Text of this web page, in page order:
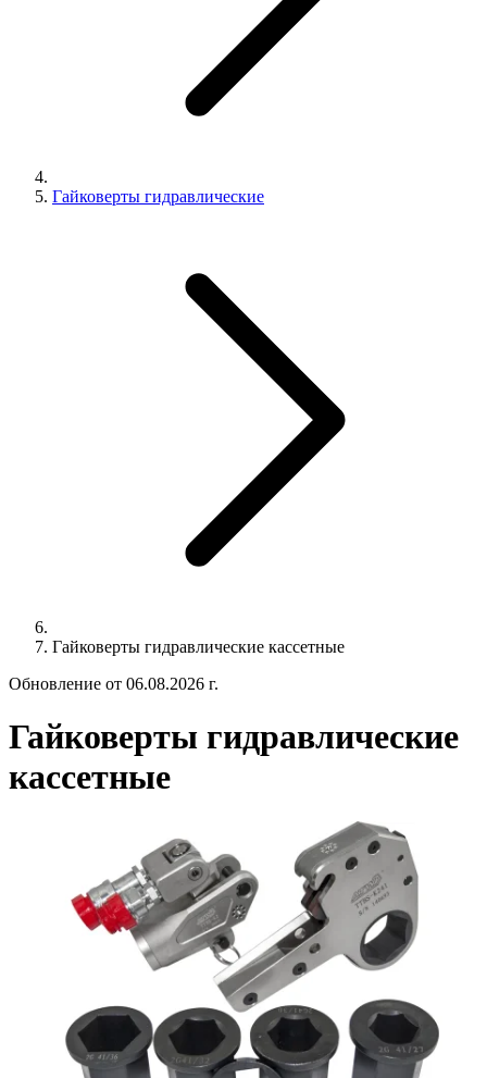
Гайковерты гидравлические
Гайковерты гидравлические кассетные
Обновление от 06.08.2026 г.
Гайковерты гидравлические
кассетные